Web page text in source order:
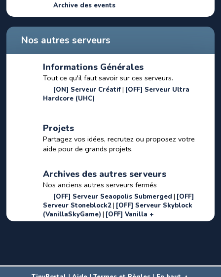
Archive des events
Nos autres serveurs
Informations Générales
Tout ce qu'il faut savoir sur ces serveurs.
[ON] Serveur Créatif [OFF] Serveur Ultra
Hardcore (UHC)
Projets
Partagez vos idées, recrutez ou proposez votre
aide pour de grands projets.
Archives des autres serveurs
Nos anciens autres serveurs fermés
[OFF] Serveur Seaopolis Submerged
[OFF]
Serveur Stoneblock2 [OFF] Serveur Skyblock
(VanillaSkyGame)
[OFF] Vanilla +